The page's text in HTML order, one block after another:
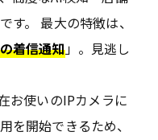
す。 最大の特徴は、
着信通知」。見逃し
お使いのIPカメラに
を開始できるため、